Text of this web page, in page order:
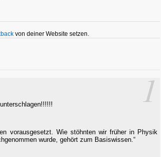
von deiner Website setzen.
1
vorausgesetzt. Wie stöhnten wir früher in Physik
wurde, gehört zum Basiswissen.“